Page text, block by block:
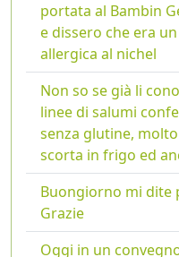
portata al Bambin
e dissero che era
allergica al nichel
Non so se già li
linee di salumi
senza glutine,
scorta in frigo ed
Buongiorno mi dite
Grazie
Oggi in un